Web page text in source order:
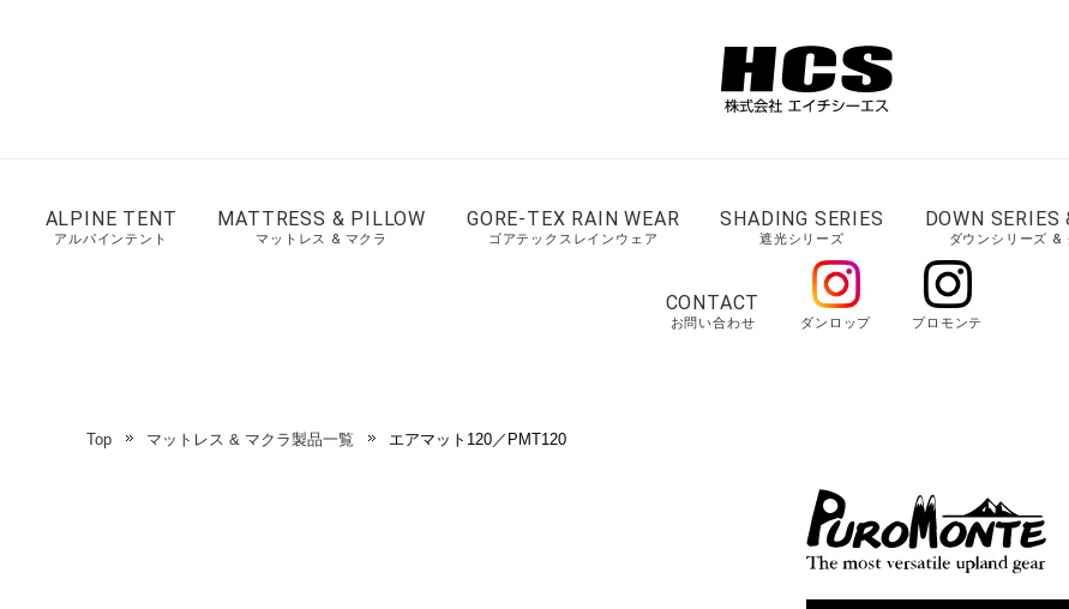
ALPINE TENT
アルパインテント
MATTRESS & PILLOW
マットレス & マクラ
GORE-TEX RAIN WEAR
ゴアテックスレインウェア
SHADING SERIES
遮光シリーズ
DOWN SERIES
ダウンシリーズ &
CONTACT
お問い合わせ ダンロップ プロモンテ
Top マットレス & マクラ製品一覧 エアマット120／PMT120